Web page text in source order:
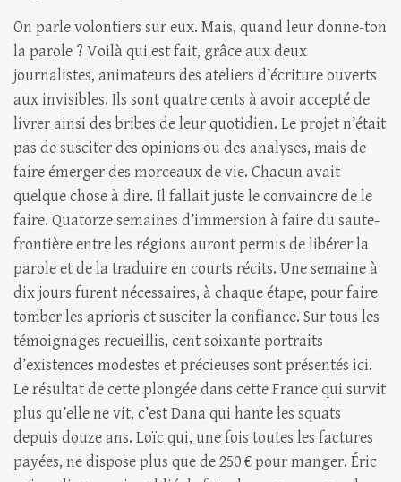
On parle volontiers sur eux. Mais, quand leur donne-ton
la parole ? Voilà qui est fait, grâce aux deux
journalistes, animateurs des ateliers d’écriture ouverts
aux invisibles. Ils sont quatre cents à avoir accepté de
livrer ainsi des bribes de leur quotidien. Le projet n’était
pas de susciter des opinions ou des analyses, mais de
faire émerger des morceaux de vie. Chacun avait
quelque chose à dire. Il fallait juste le convaincre de le
faire. Quatorze semaines d’immersion à faire du saute-
frontière entre les régions auront permis de libérer la
parole et de la traduire en courts récits. Une semaine à
dix jours furent nécessaires, à chaque étape, pour faire
tomber les aprioris et susciter la confiance. Sur tous les
témoignages recueillis, cent soixante portraits
d’existences modestes et précieuses sont présentés ici.
Le résultat de cette plongée dans cette France qui survit
plus qu’elle ne vit, c’est Dana qui hante les squats
depuis douze ans. Loïc qui, une fois toutes les factures
payées, ne dispose plus que de 250 € pour manger. Éric